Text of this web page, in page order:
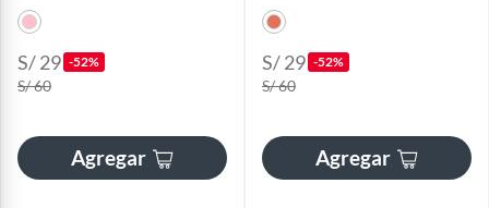
S/ 29 -52%
S/ 60
Agregar
S/ 29 -52%
S/ 60
Agregar